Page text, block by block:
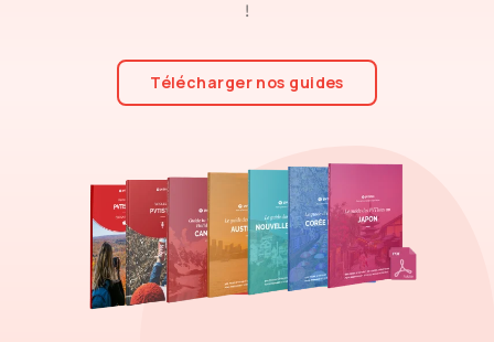
!
Télécharger nos guides